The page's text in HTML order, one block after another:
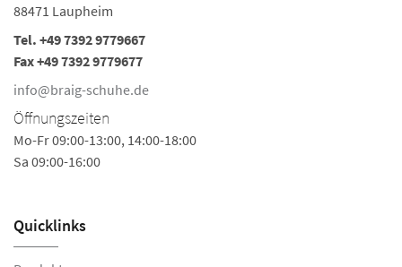
88471 Laupheim
Tel. +49 7392 9779667
Fax +49 7392 9779677
info@braig-schuhe.de
Öffnungszeiten
Mo-Fr 09:00-13:00, 14:00-18:00
Sa 09:00-16:00
Quicklinks